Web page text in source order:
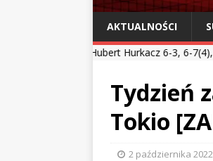
AKTUALNOŚCI
Hubert Hurkacz 6-3, 6-7(4), 5-7 Botic van
Tydzień
Tokio
2 października 2022